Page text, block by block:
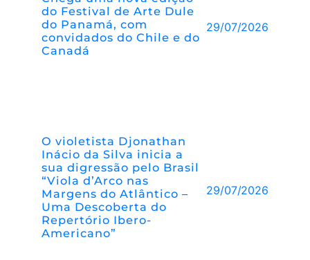
do Festival de Arte Dule
do Panamá, com
convidados do Chile e do
Canadá
29/07/2026
O violetista Djonathan
Inácio da Silva inicia a
sua digressão pelo Brasil
“Viola d’Arco nas
Margens do Atlântico –
Uma Descoberta do
Repertório Ibero-
Americano”
29/07/2026